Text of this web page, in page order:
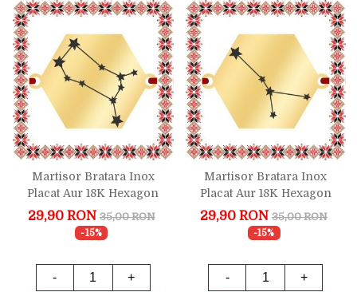
Martisor Bratara Inox
Placat Aur 18K Hexagon
Constelatie Zodia Gemeni
29,90 RON 35,00 RON
-15%
- +
Martisor Bratara Inox
Placat Aur 18K Hexagon
Constelatie Zodia Rac
29,90 RON 35,00 RON
-15%
- +